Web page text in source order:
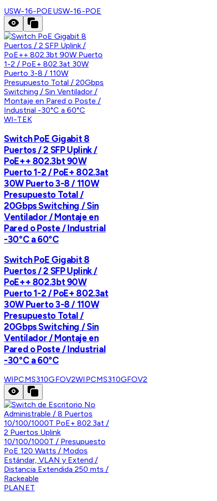
USW-16-POEUSW-16-POE
WI-TEK
Switch PoE Gigabit 8
Puertos / 2 SFP Uplink /
PoE++ 802.3bt 90W
Puerto 1-2 / PoE+ 802.3at
30W Puerto 3-8 / 110W
Presupuesto Total /
20Gbps Switching / Sin
Ventilador / Montaje en
Pared o Poste / Industrial
-30°C a 60°C
Switch PoE Gigabit 8
Puertos / 2 SFP Uplink /
PoE++ 802.3bt 90W
Puerto 1-2 / PoE+ 802.3at
30W Puerto 3-8 / 110W
Presupuesto Total /
20Gbps Switching / Sin
Ventilador / Montaje en
Pared o Poste / Industrial
-30°C a 60°C
WIPCMS310GFOV2WIPCMS310GFOV2
PLANET